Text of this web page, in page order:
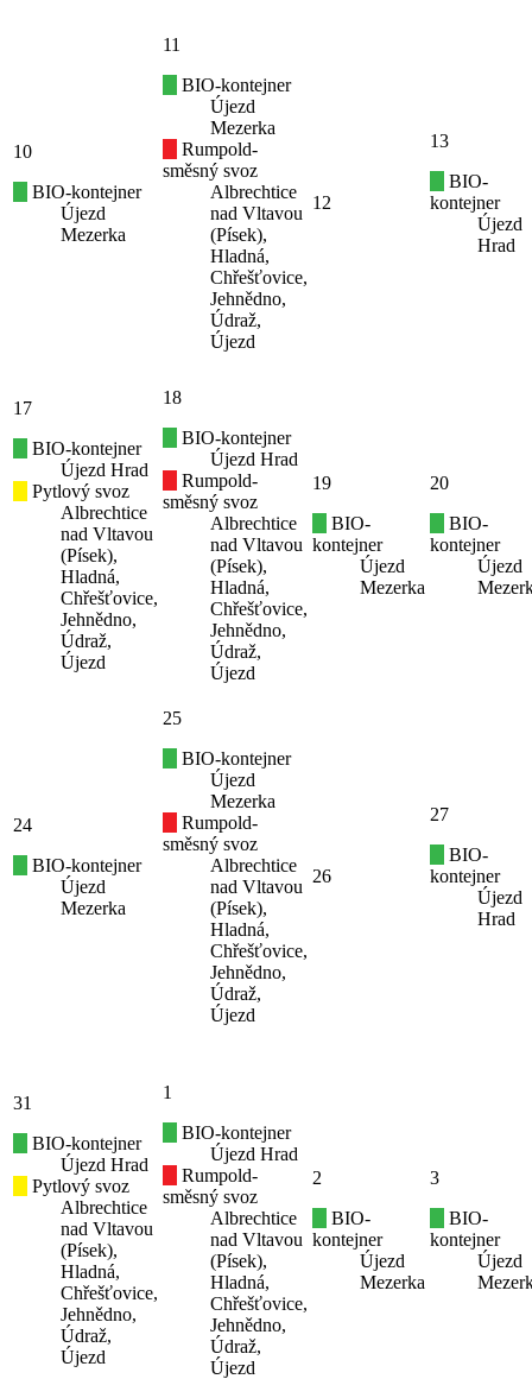
10
BIO-kontejner
Újezd
Mezerka
11
BIO-kontejner
Újezd
Mezerka
Rumpold-
směsný svoz
Albrechtice
nad Vltavou
(Písek),
Hladná,
Chřešťovice,
Jehnědno,
Údraž,
Újezd
12
13
BIO-
kontejner
Újezd
Hrad
17
BIO-kontejner
Újezd Hrad
Pytlový svoz
Albrechtice
nad Vltavou
(Písek),
Hladná,
Chřešťovice,
Jehnědno,
Údraž,
Újezd
18
BIO-kontejner
Újezd Hrad
Rumpold-
směsný svoz
Albrechtice
nad Vltavou
(Písek),
Hladná,
Chřešťovice,
Jehnědno,
Údraž,
Újezd
19
BIO-
kontejner
Újezd
Mezerka
20
BIO-
kontejner
Újezd
24
BIO-kontejner
Újezd
Mezerka
25
BIO-kontejner
Újezd
Mezerka
Rumpold-
směsný svoz
Albrechtice
nad Vltavou
(Písek),
Hladná,
Chřešťovice,
Jehnědno,
Údraž,
Újezd
26
27
BIO-
kontejner
Újezd
Hrad
31
BIO-kontejner
Újezd Hrad
Pytlový svoz
Albrechtice
nad Vltavou
(Písek),
Hladná,
Chřešťovice,
Jehnědno,
Údraž,
Újezd
1
BIO-kontejner
Újezd Hrad
Rumpold-
směsný svoz
Albrechtice
nad Vltavou
(Písek),
Hladná,
Chřešťovice,
Jehnědno,
Údraž,
Újezd
2
BIO-
kontejner
Újezd
Mezerka
3
BIO-
kontejner
Újezd